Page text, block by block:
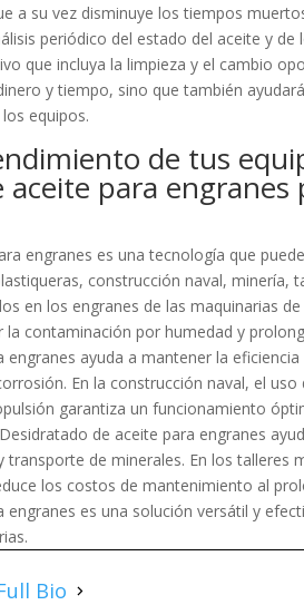
a su vez disminuye los tiempos
periódico del estado del aceite y
que incluya la limpieza y el cambio
y tiempo, sino que también
equipos.
de tus
aceite para
engranes es una tecnología que
construcción naval, minería,
en los engranes de las maquinarias
contaminación por humedad y
engranes ayuda a mantener la
En la construcción naval, el
garantiza un funcionamiento
de aceite para engranes
transporte de minerales. En los talleres
los costos de mantenimiento al
engranes es una solución versátil y
Bio